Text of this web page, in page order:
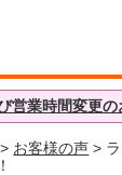
営業時間変更の
> お客様の声 >